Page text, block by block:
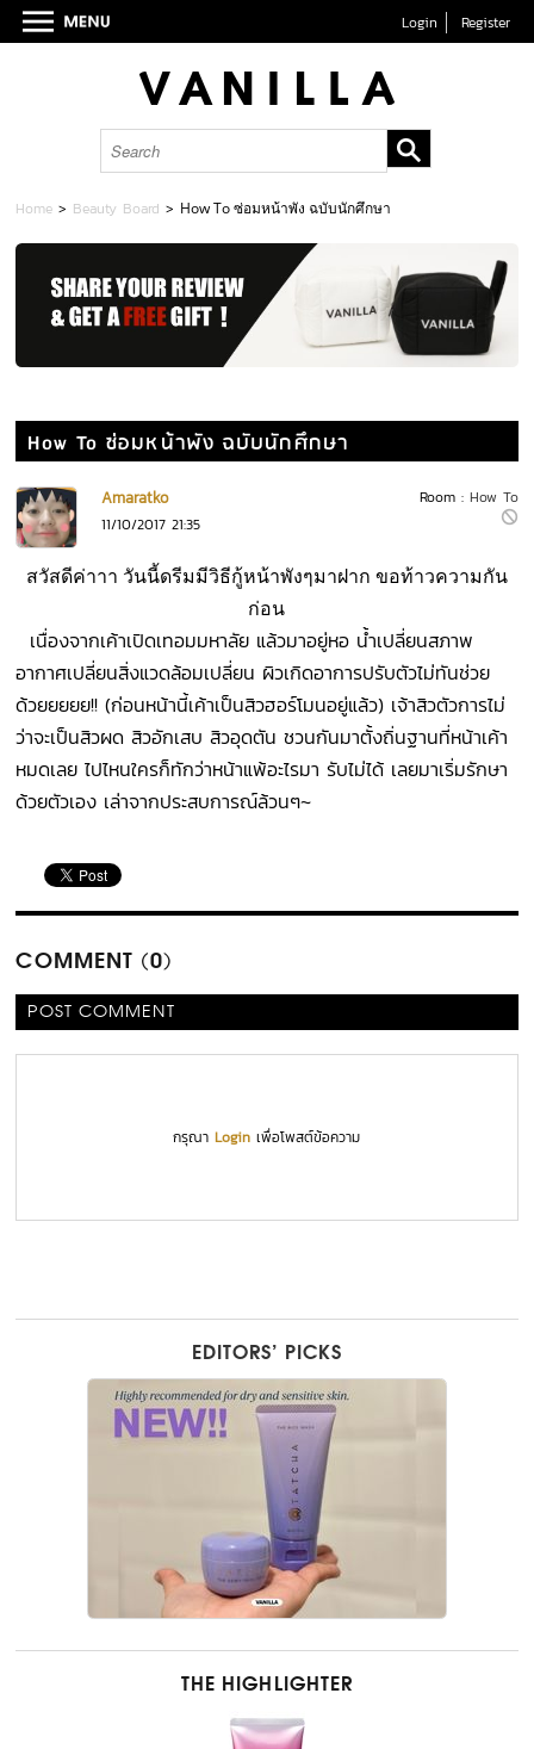
Login Register
Home > Beauty Board > How To ซ่อมหน้าพัง ฉบับนักศึกษา
How To ซ่อมหน้าพัง ฉบับนักศึกษา
Room : How To
Amaratko
11/10/2017 21:35
สวัสดีค่าาา วันนี้ดรีมมีวิธีกู้หน้าพังๆมาฝาก ขอท้าวความกัน
ก่อน
เนื่องจากเค้าเปิดเทอมมหาลัย แล้วมาอยู่หอ น้ำเปลี่ยนสภาพ
อากาศเปลี่ยนสิ่งแวดล้อมเปลี่ยน ผิวเกิดอาการปรับตัวไม่ทันช่วย
ด้วยยยยย!! (ก่อนหน้านี้เค้าเป็นสิวฮอร์โมนอยู่แล้ว) เจ้าสิวตัวการไม่
ว่าจะเป็นสิวผด สิวอักเสบ สิวอุดตัน ชวนกันมาตั้งถิ่นฐานที่หน้าเค้า
หมดเลย ไปไหนใครก็ทักว่าหน้าแพ้อะไรมา รับไม่ได้ เลยมาเริ่มรักษา
ด้วยตัวเอง เล่าจากประสบการณ์ล้วนๆ~
COMMENT (0)
POST COMMENT
กรุณาLogin เพื่อโพสต์ข้อความ
EDITORS’ PICKS
THE HIGHLIGHTER